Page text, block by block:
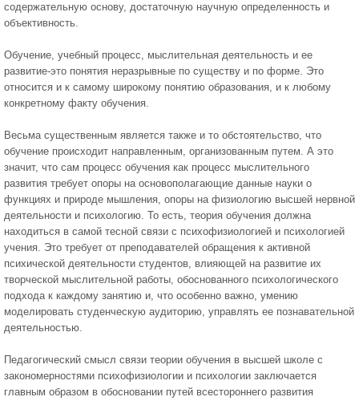
содержательную основу, достаточную научную определенность и
объективность.
Обучение, учебный процесс, мыслительная деятельность и ее
развитие-это понятия неразрывные по существу и по форме. Это
относится и к самому широкому понятию образования, и к любому
конкретному факту обучения.
Весьма существенным является также и то обстоятельство, что
обучение происходит направленным, организованным путем. А это
значит, что сам процесс обучения как процесс мыслительного
развития требует опоры на основополагающие данные науки о
функциях и природе мышления, опоры на физиологию высшей нервной
деятельности и психологию. То есть, теория обучения должна
находиться в самой тесной связи с психофизиологией и психологией
учения. Это требует от преподавателей обращения к активной
психической деятельности студентов, влияющей на развитие их
творческой мыслительной работы, обоснованного психологического
подхода к каждому занятию и, что особенно важно, умению
моделировать студенческую аудиторию, управлять ее познавательной
деятельностью.
Педагогический смысл связи теории обучения в высшей школе с
закономерностями психофизиологии и психологии заключается
главным образом в обосновании путей всестороннего развития